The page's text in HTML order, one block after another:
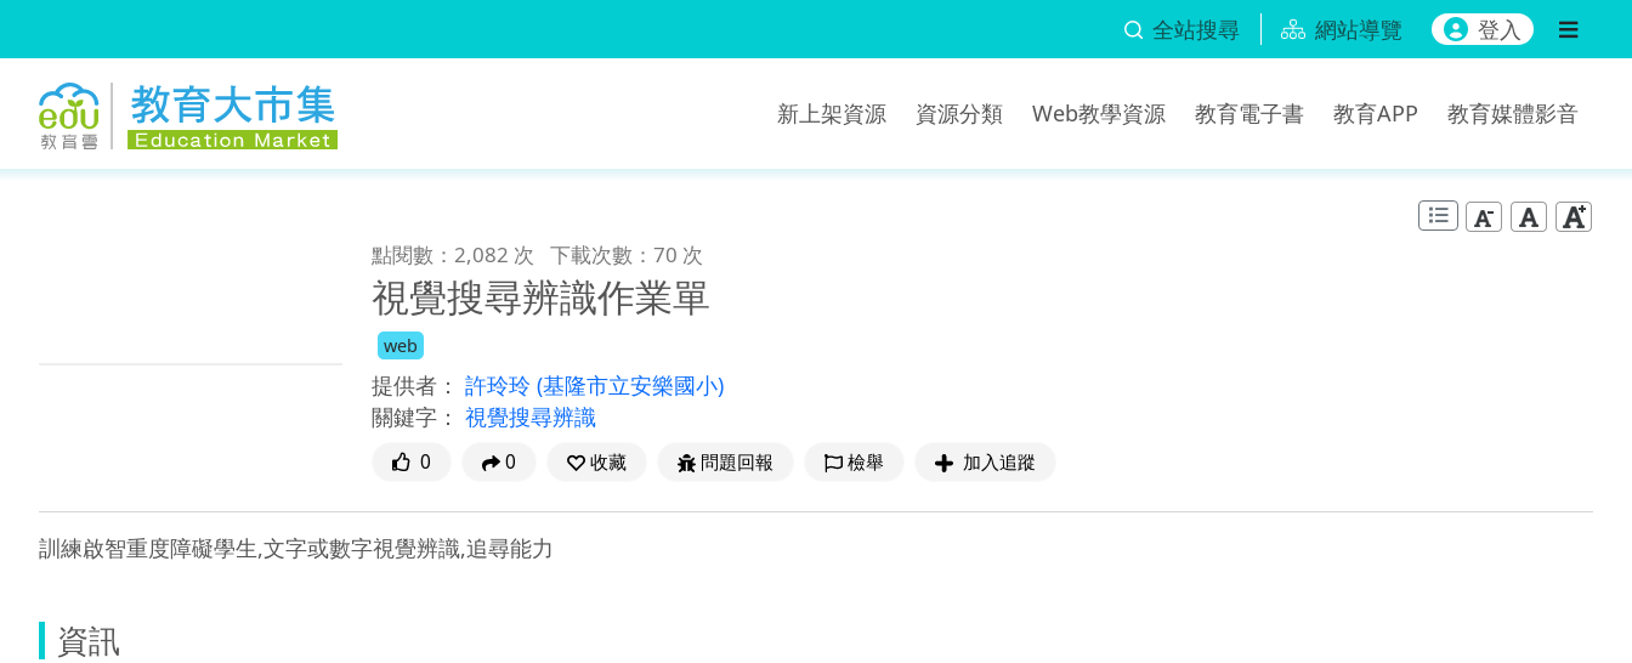
全站搜尋 網站導覽 登入
新上架資源 資源分類 Web教學資源 教育電子書 教育APP 教育媒體影音
點閱數：2,082 次 下載次數：70 次
視覺搜尋辨識作業單
web
提供者： 許玲玲 (基隆市立安樂國小)
關鍵字： 視覺搜尋辨識
0 0 收藏 問題回報 檢舉 加入追蹤
訓練啟智重度障礙學生,文字或數字視覺辨識,追尋能力
資訊